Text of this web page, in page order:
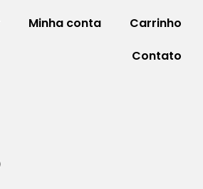
Minha conta
Carrinho
Contato